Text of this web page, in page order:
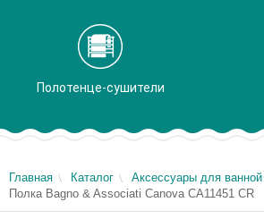
Полотенце-сушители
Главная Каталог Аксессуары для ванной
Полка Bagno & Associati Canova CA11451 CR